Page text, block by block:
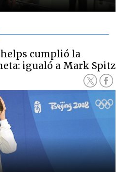
cumplió la
igualó a Mark Spitz